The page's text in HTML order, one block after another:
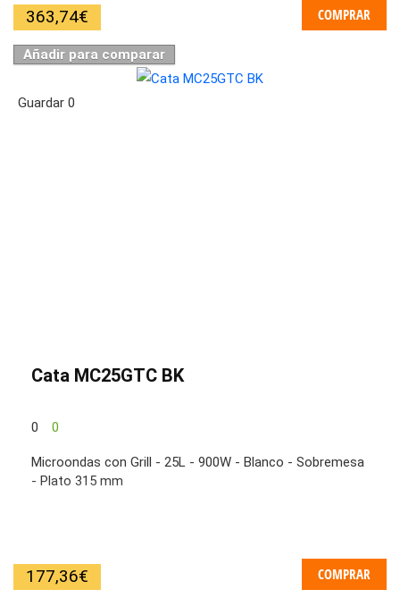
363,74€ COMPRAR
Añadir para comparar
Guardar 0
Cata MC25GTC BK
0 0
Microondas con Grill - 25L - 900W - Blanco - Sobremesa
- Plato 315 mm
177,36€ COMPRAR